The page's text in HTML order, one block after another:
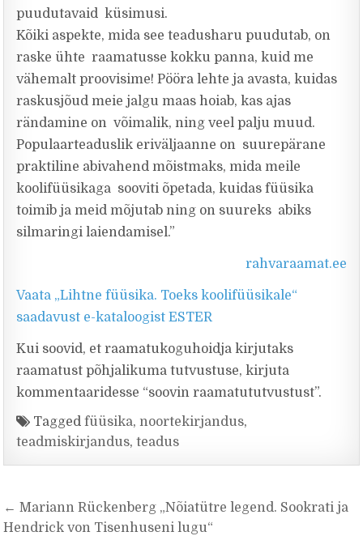
puudutavaid küsimusi.
Kõiki aspekte, mida see teadusharu puudutab, on
raske ühte raamatusse kokku panna, kuid me
vähemalt proovisime! Pööra lehte ja avasta, kuidas
raskusjõud meie jalgu maas hoiab, kas ajas
rändamine on võimalik, ning veel palju muud.
Populaarteaduslik eriväljaanne on suurepärane
praktiline abivahend mõistmaks, mida meile
koolifüüsikaga sooviti õpetada, kuidas füüsika
toimib ja meid mõjutab ning on suureks abiks
silmaringi laiendamisel.”
rahvaraamat.ee
Vaata „Lihtne füüsika. Toeks koolifüüsikale“
saadavust e-kataloogist ESTER
Kui soovid, et raamatukoguhoidja kirjutaks
raamatust põhjalikuma tutvustuse, kirjuta
kommentaaridesse “soovin raamatututvustust”.
Taggedfüüsika,noortekirjandus,
teadmiskirjandus,teadus
Navigeerimine
← Mariann Rückenberg „Nõiatütre legend. Sookrati ja
Hendrick von Tisenhuseni lugu“